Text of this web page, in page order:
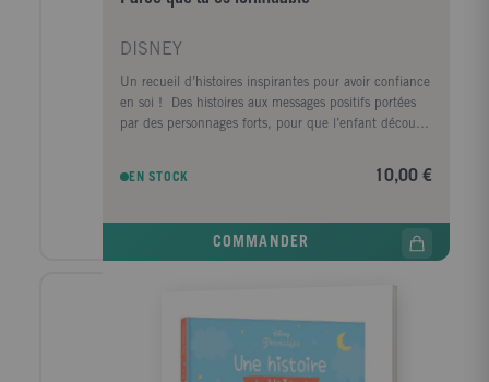
DISNEY
Un recueil d’histoires inspirantes pour avoir confiance
en soi ! Des histoires aux messages positifs portées
par des personnages forts, pour que l’enfant découvre
héros/de l’héroïne. Une mise en exergue des valeurs
dialogue. Contient : Hercule : L’histoire du film Le
EN STOCK 10,00 €
COMMANDER